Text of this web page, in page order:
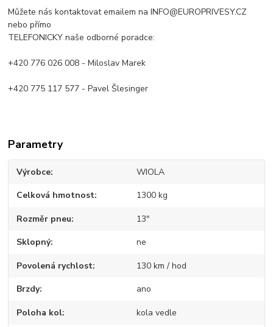
Můžete nás kontaktovat emailem na INFO@EUROPRIVESY.CZ
nebo přímo
TELEFONICKY naše odborné poradce:
+420 776 026 008 - Miloslav Marek
+420 775 117 577 - Pavel Šlesinger
Parametry
Výrobce WIOLA
Celková hmotnost 1300 kg
Rozměr pneu 13"
Sklopný ne
Povolená rychlost 130 km / hod
Brzdy ano
Poloha kol kola vedle